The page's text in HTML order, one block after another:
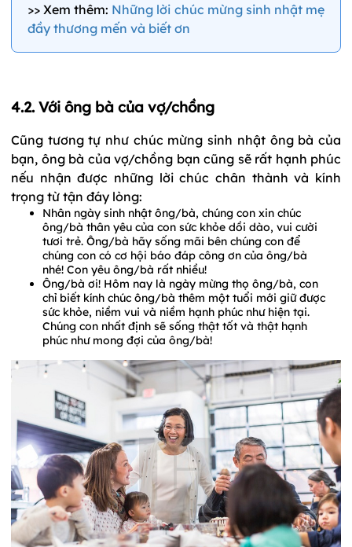
>> Xem thêm: Những lời chúc mừng sinh nhật mẹ
đầy thương mến và biết ơn
4.2. Với ông bà của vợ/chồng
Cũng tương tự như chúc mừng sinh nhật ông bà của
bạn, ông bà của vợ/chồng bạn cũng sẽ rất hạnh phúc
nếu nhận được những lời chúc chân thành và kính
trọng từ tận đáy lòng:
Nhân ngày sinh nhật ông/bà, chúng con xin chúc
ông/bà thân yêu của con sức khỏe dồi dào, vui cười
tươi trẻ. Ông/bà hãy sống mãi bên chúng con để
chúng con có cơ hội báo đáp công ơn của ông/bà
nhé! Con yêu ông/bà rất nhiều!
Ông/bà ơi! Hôm nay là ngày mừng thọ ông/bà, con
chỉ biết kính chúc ông/bà thêm một tuổi mới giữ được
sức khỏe, niềm vui và niềm hạnh phúc như hiện tại.
Chúng con nhất định sẽ sống thật tốt và thật hạnh
phúc như mong đợi của ông/bà!